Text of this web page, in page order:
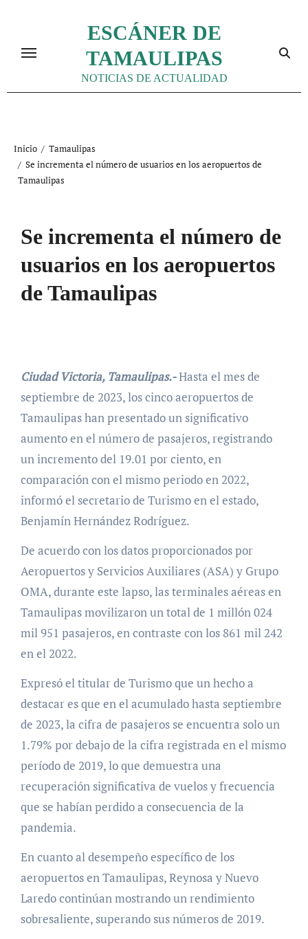
contenido
ESCÁNER DE
TAMAULIPAS
NOTICIAS DE ACTUALIDAD
Inicio
Tamaulipas
Se incrementa el número de usuarios en los aeropuertos de
Tamaulipas
Se incrementa el número de
usuarios en los aeropuertos
de Tamaulipas
Ciudad Victoria, Tamaulipas.-Hasta el mes de
septiembre de 2023, los cinco aeropuertos de
Tamaulipas han presentado un significativo
aumento en el número de pasajeros, registrando
un incremento del 19.01 por ciento, en
comparación con el mismo periodo en 2022,
informó el secretario de Turismo en el estado,
Benjamín Hernández Rodríguez.
De acuerdo con los datos proporcionados por
Aeropuertos y Servicios Auxiliares (ASA) y Grupo
OMA, durante este lapso, las terminales aéreas en
Tamaulipas movilizaron un total de 1 millón 024
mil 951 pasajeros, en contraste con los 861 mil 242
en el 2022.
Expresó el titular de Turismo que un hecho a
destacar es que en el acumulado hasta septiembre
de 2023, la cifra de pasajeros se encuentra solo un
1.79% por debajo de la cifra registrada en el mismo
período de 2019, lo que demuestra una
recuperación significativa de vuelos y frecuencia
que se habían perdido a consecuencia de la
pandemia.
En cuanto al desempeño específico de los
aeropuertos en Tamaulipas, Reynosa y Nuevo
Laredo continúan mostrando un rendimiento
sobresaliente, superando sus números de 2019.